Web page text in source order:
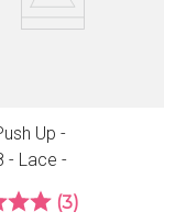
Up -
- Lace -
3